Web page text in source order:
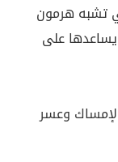
تشبه هرمون
يساعدها على
وعسر